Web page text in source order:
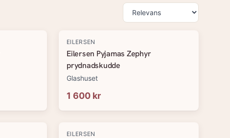
EILERSEN
Eilersen Pyjamas Zephyr
prydnadskudde
Glashuset
1 600 kr
EILERSEN